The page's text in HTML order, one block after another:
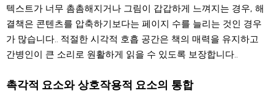
텍스트가 너무 촘촘해지거나 그림이 갑갑하게 느껴지는 경우, 해
결책은 콘텐츠를 압축하기보다는 페이지 수를 늘리는 것인 경우
가 많습니다.. 적절한 시각적 호흡 공간은 책의 매력을 유지하고
간병인이 큰 소리로 원활하게 읽을 수 있도록 보장합니다..
촉각적 요소와 상호작용적 요소의 통합